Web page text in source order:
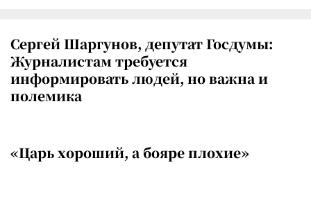
Сергей Шаргунов, депутат Госдумы:
Журналистам требуется
информировать людей, но важна и
полемика
«Царь хороший, а бояре плохие»